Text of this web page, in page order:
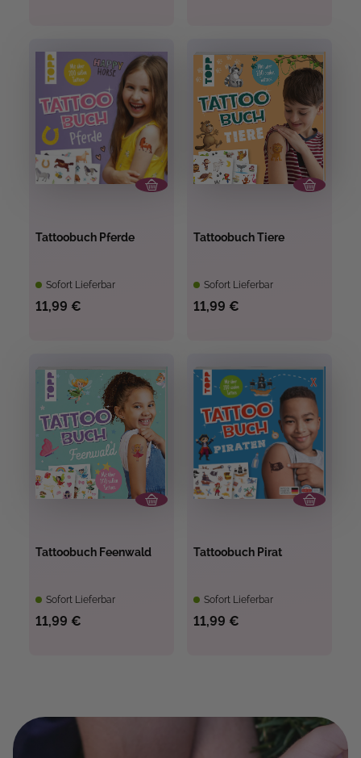
Tattoobuch Pferde
Sofort Lieferbar
11,99 €
Tattoobuch Tiere
Sofort Lieferbar
11,99 €
Tattoobuch Feenwald
Sofort Lieferbar
11,99 €
Tattoobuch Pirat
Sofort Lieferbar
11,99 €